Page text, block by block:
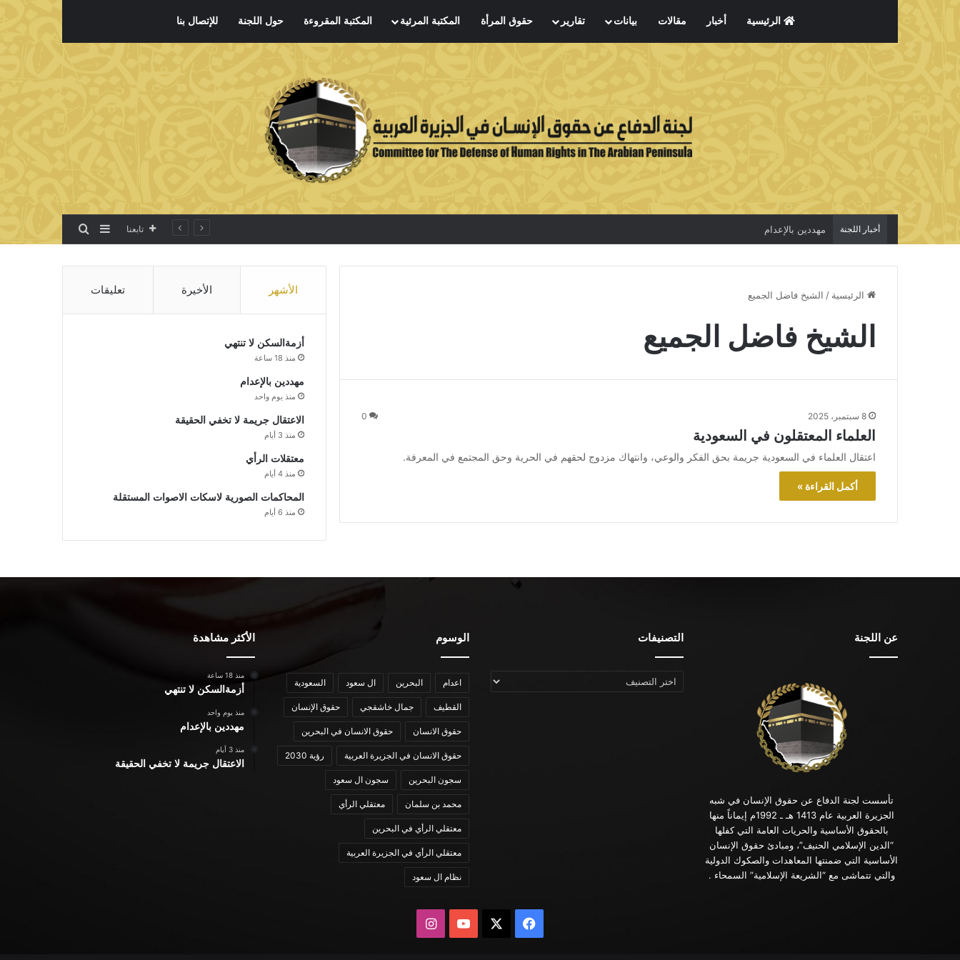
الرئيسية أخبار مقالات بيانات تقارير حقوق المرأة المكتبة المرئية المكتبة المقروءة حول اللجنة للإتصال بنا
أخبار اللجنة مهددين بالإعدام تابعنا إضافة عمود جانبي
بحث عن
الرئيسية / الشيخ فاضل الجميع
الشيخ فاضل الجميع
8 سبتمبر، 2025 0
العلماء المعتقلون في السعودية
اعتقال العلماء في السعودية جريمة بحق الفكر والوعي، وانتهاك مزدوج لحقهم في الحرية وحق المجتمع في المعرفة.
أكمل القراءة »
الأشهر الأخيرة تعليقات
أزمةالسكن لا تنتهي
منذ 18 ساعة
مهددين بالإعدام
منذ يوم واحد
الاعتقال جريمة لا تخفي الحقيقة
منذ 3 أيام
معتقلات الرأي
منذ 4 أيام
المحاكمات الصورية لاسكات الاصوات المستقلة
منذ 6 أيام
عن اللجنة
تأسست لجنة الدفاع عن حقوق الإنسان في شبه
الجزيرة العربية عام 1413 هـ ـ 1992م إيماناً منها
بالحقوق الأساسية والحريات العامة التي كفلها
“الدين الإسلامي الحنيف”، ومبادئ حقوق الإنسان
الأساسية التي ضمنتها المعاهدات والصكوك الدولية
والتي تتماشى مع “الشريعة الإسلامية” السمحاء .
التصنيفات
التصنيفات
الوسوم
اعدام البحرين ال سعود السعودية
القطيف جمال خاشقجي حقوق الإنسان
حقوق الانسان حقوق الانسان في البحرين
حقوق الانسان في الجزيرة العربية رؤية 2030
سجون البحرين سجون ال سعود
محمد بن سلمان معتقلي الرأي
معتقلي الرأي في البحرين
معتقلي الرأي في الجزيرة العربية
نظام ال سعود
الأكثر مشاهدة
منذ 18 ساعة
أزمةالسكن لا تنتهي
منذ يوم واحد
مهددين بالإعدام
منذ 3 أيام
الاعتقال جريمة لا تخفي الحقيقة
فيسبوك يوتيوبانستقرام